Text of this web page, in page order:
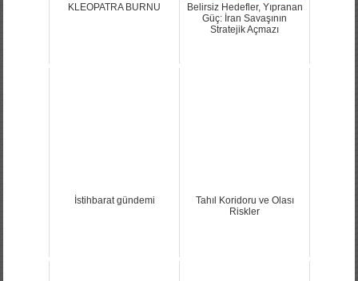
KLEOPATRA BURNU
Belirsiz Hedefler, Yıpranan
Güç: İran Savaşının
Stratejik Açmazı
İstihbarat gündemi
Tahıl Koridoru ve Olası
Riskler